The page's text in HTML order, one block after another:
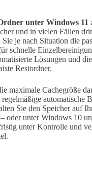
unter Windows 11
und in vielen Fällen
je nach Situation die
schnelle
Lösungen und
Restordner.
maximale Cachegröße
automatische
Sie den Speicher auf
oder unter Windows 10
unter Kontrolle und